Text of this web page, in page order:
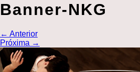
Banner-NKG
← Anterior
Próxima →